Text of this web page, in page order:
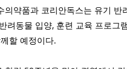
의약품과 코리안독스는 유기
려동물 입양, 훈련 교육 프로
할 예정이다.